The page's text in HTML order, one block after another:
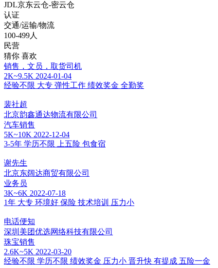
JDL京东云仓-密云仓
认证
交通/运输/物流
100-499人
民营
猜你 喜欢
销售，文员，取货司机
2K~9.5K 2024-01-04
经验不限 大专 弹性工作 绩效奖金 全勤奖
裴社超
北京韵鑫通达物流有限公司
汽车销售
5K~10K 2022-12-04
3-5年 学历不限 上五险 包食宿
谢先生
北京东阔达商贸有限公司
业务员
3K~6K 2022-07-18
1年 大专 环境好 保险 技术培训 压力小
电话便知
深圳美团优选网络科技有限公司
珠宝销售
2.6K~5K 2022-03-20
经验不限 学历不限 绩效奖金 压力小 晋升快 有提成 五险一金